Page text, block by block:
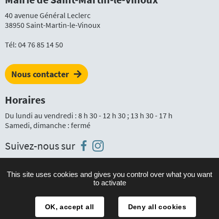
40 avenue Général Leclerc
38950 Saint-Martin-le-Vinoux
Tél: 04 76 85 14 50
Nous contacter
Horaires
Du lundi au vendredi : 8 h 30 - 12 h 30 ; 13 h 30 - 17 h
Samedi, dimanche : fermé
Suivez-nous sur Facebook
Instagram
Mentions légales
This site uses cookies and gives you control over what you want
to activate
OK, accept all Deny all cookies